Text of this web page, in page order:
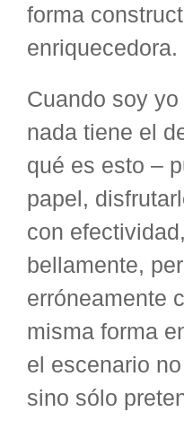
forma
enriquecedora.
Cuando soy
nada tiene el
qué es esto –
papel,
con
bellamente,
erróneamente
misma forma
el escenario
sino sólo